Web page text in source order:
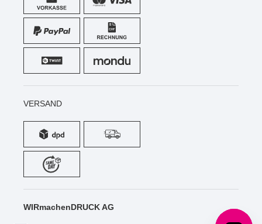
VERSAND
WIRmachenDRUCK AG